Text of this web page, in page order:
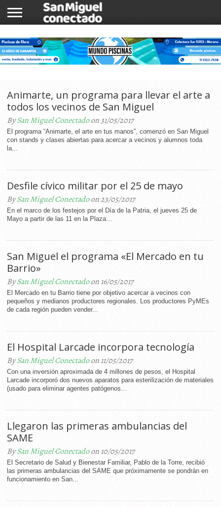
NOTICIAS
COMUNIDAD
COMERCIOS
Animarte, un programa para llevar el arte a
todos los vecinos de San Miguel
BySan Miguel Conectadoon 31/05/2017
El programa “Animarte, el arte en tus manos”, comenzó en San Miguel
con stands y clases abiertas para acercar a vecinos y alumnos toda
la...
Desfile cívico militar por el 25 de mayo
BySan Miguel Conectadoon 23/05/2017
En el marco de los festejos por el Día de la Patria, el jueves 25 de
Mayo a partir de las 11 en la Plaza...
San Miguel el programa «El Mercado en tu
Barrio»
BySan Miguel Conectadoon 16/05/2017
El Mercado en tu Barrio tiene por objetivo acercar a vecinos con
pequeños y medianos productores regionales. Los productores PyMEs
de cada región pueden vender...
El Hospital Larcade incorpora tecnología
BySan Miguel Conectadoon 11/05/2017
Con una inversión aproximada de 4 millones de pesos, el Hospital
Larcade incorporó dos nuevos aparatos para esterilización de materiales
(usado para eliminar agentes patógenos...
Llegaron las primeras ambulancias del
SAME
BySan Miguel Conectadoon 10/05/2017
El Secretario de Salud y Bienestar Familiar, Pablo de la Torre, recibió
las primeras ambulancias del SAME que próximamente se pondrán en
funcionamiento en San...